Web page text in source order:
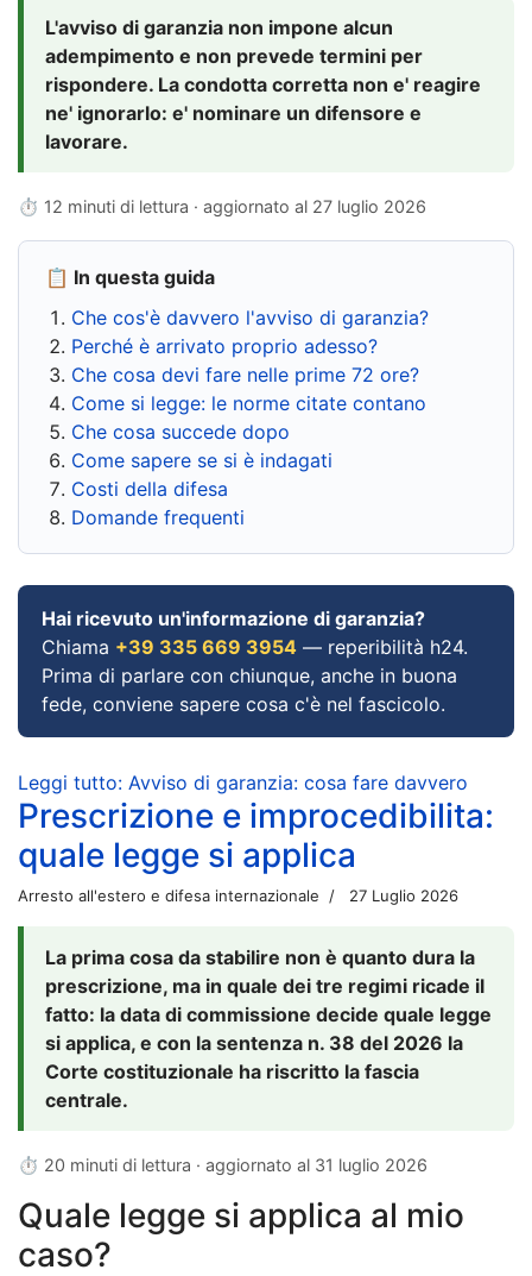
L'avviso di garanzia non impone alcun
adempimento e non prevede termini per
rispondere. La condotta corretta non e' reagire
ne' ignorarlo: e' nominare un difensore e
lavorare.
⏱ 12 minuti di lettura · aggiornato al 27 luglio 2026
📋 In questa guida
Che cos'è davvero l'avviso di garanzia?
Perché è arrivato proprio adesso?
Che cosa devi fare nelle prime 72 ore?
Come si legge: le norme citate contano
Che cosa succede dopo
Come sapere se si è indagati
Costi della difesa
Domande frequenti
Hai ricevuto un'informazione di garanzia?
Chiama +39 335 669 3954 — reperibilità h24.
Prima di parlare con chiunque, anche in buona
fede, conviene sapere cosa c'è nel fascicolo.
Leggi tutto: Avviso di garanzia: cosa fare davvero
Prescrizione e improcedibilita:
quale legge si applica
Arresto all'estero e difesa internazionale 27 Luglio 2026
La prima cosa da stabilire non è quanto dura la
prescrizione, ma in quale dei tre regimi ricade il
fatto: la data di commissione decide quale legge
si applica, e con la sentenza n. 38 del 2026 la
Corte costituzionale ha riscritto la fascia
centrale.
⏱ 20 minuti di lettura · aggiornato al 31 luglio 2026
Quale legge si applica al mio
caso?